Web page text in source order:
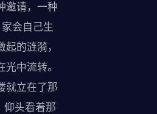
邀请，一种
会自己生
的涟漪，
中流转。
就立在了那
头看着那